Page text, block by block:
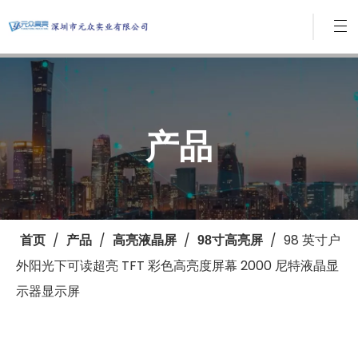
产品
首页 / 产品 / 高亮液晶屏 / 98寸高亮屏 / 98 英寸户
外阳光下可读超亮 TFT 彩色高亮度屏幕 2000 尼特液晶显
示器显示屏